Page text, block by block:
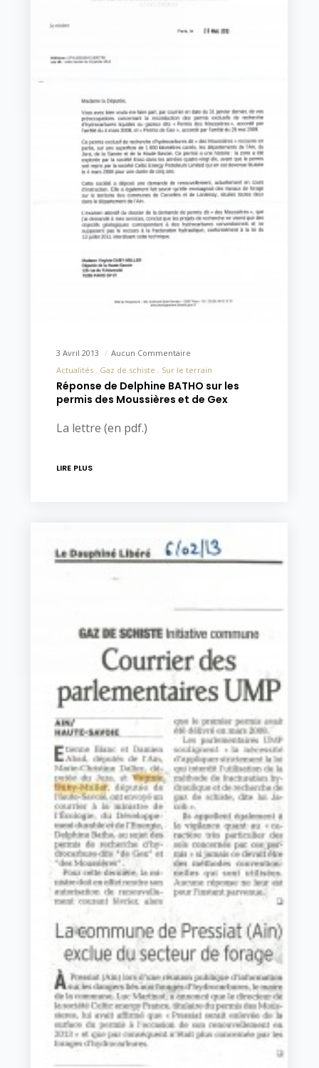
3 Avril 2013
Aucun Commentaire
Actualités
Gaz de schiste Sur le terrain
Réponse de Delphine BATHO sur les
permis des Moussières et de Gex
La lettre (en pdf.)
LIRE PLUS